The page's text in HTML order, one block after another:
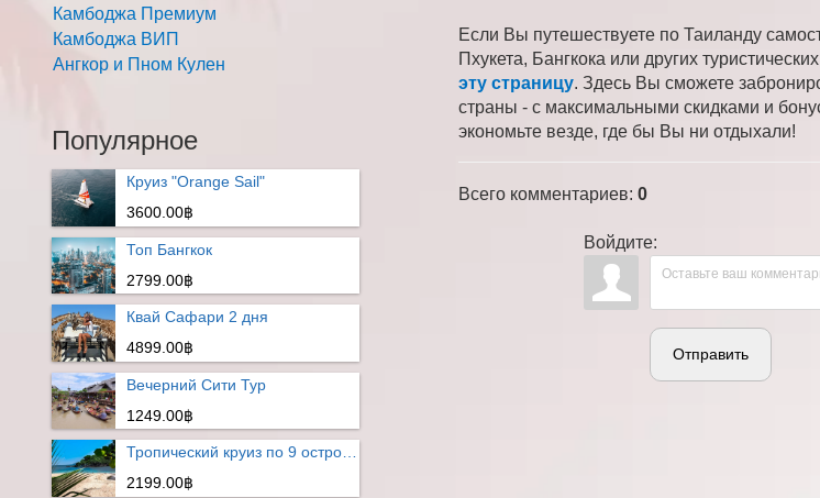
Если Вы путешествуете по Таиланду
Пхукета, Бангкока или других
эту страницу. Здесь Вы сможете
страны - с максимальными скидками и
экономьте везде, где бы Вы ни отдыхали!
Всего комментариев: 0
Войдите:
Отправить
Камбоджа Премиум
Камбоджа ВИП
Ангкор и Пном Кулен
Популярное
Круиз "Orange Sail"
3600.00฿
Топ Бангкок
2799.00฿
Квай Сафари 2 дня
4899.00฿
Вечерний Сити Тур
1249.00฿
2199.00฿